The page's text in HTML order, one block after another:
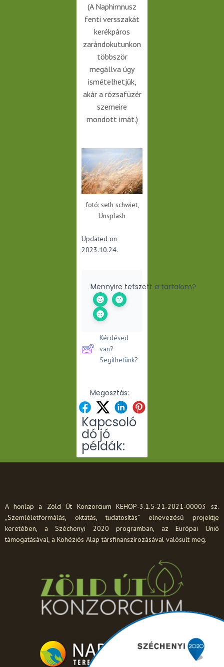
(A Naphimnusz
fenti versszakát
kerékpáros
zarándokutunkon
többször
megállva úgy
ismételhetjük,
akár a rózsafüzér
szemeire
mondott imát.)
fotó: seth schwiet,
Unsplash
Updated on
2023.10.24.
Mennyire tetszett a tartalom?
Kérdésed
van?
Segíthetünk?
Megosztás:
Kapcsoló
dó jó
példák:
A honlap a Zöld Út Konzorcium KEHOP-3.1.5-21-2021-00003 sz.
„Szemléletformálás, oktatás, tudatosítás” elnevezésű projektje
keretében, a Széchenyi 2020 programban, az Európai Unió
támogatásával, a Kohéziós Alap társfinanszírozásával valósult meg.